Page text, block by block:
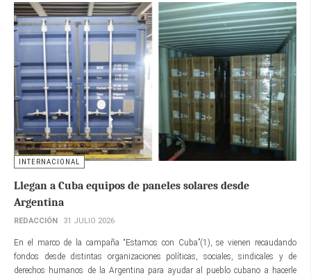
INTERNACIONAL
Llegan a Cuba equipos de paneles solares desde
Argentina
REDACCIÓN 31 JULIO 2026
En el marco de la campaña “Estamos con Cuba”(1), se vienen recaudando
fondos desde distintas organizaciones políticas, sociales, sindicales y de
derechos humanos de la Argentina para ayudar al pueblo cubano a hacerle